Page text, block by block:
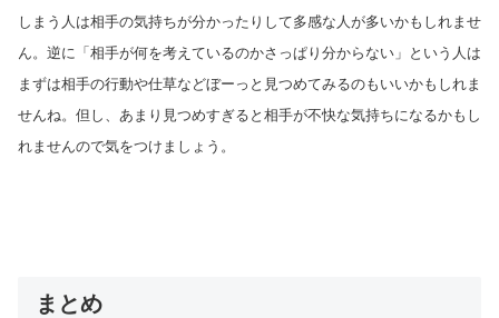
しまう人は相手の気持ちが分かったりして多感な人が多いかもしれませ
ん。逆に「相手が何を考えているのかさっぱり分からない」という人は
まずは相手の行動や仕草などぼーっと見つめてみるのもいいかもしれま
せんね。但し、あまり見つめすぎると相手が不快な気持ちになるかもし
れませんので気をつけましょう。
まとめ